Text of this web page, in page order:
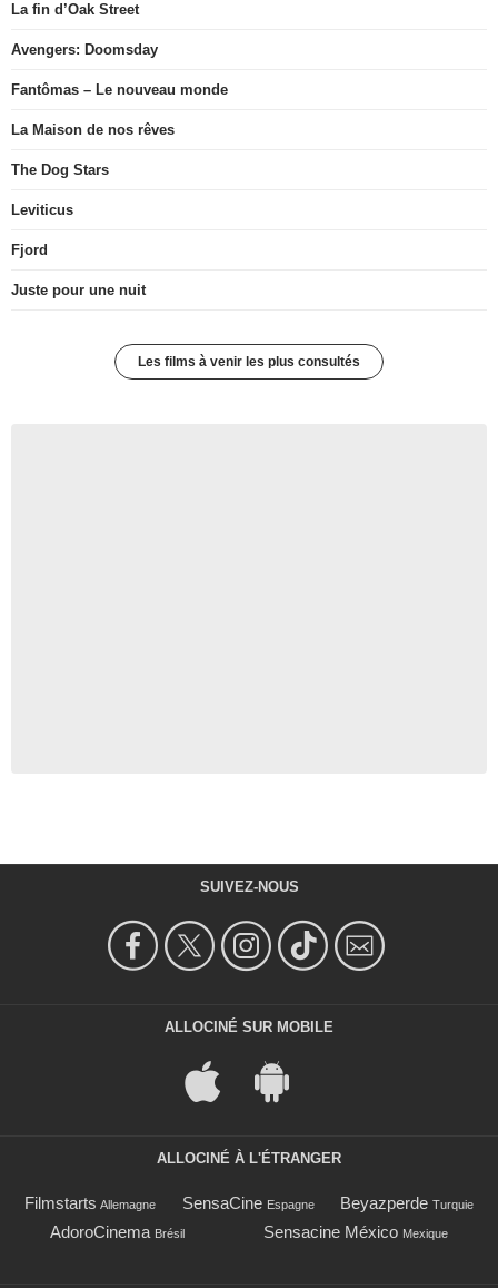
La fin d’Oak Street
Avengers: Doomsday
Fantômas – Le nouveau monde
La Maison de nos rêves
The Dog Stars
Leviticus
Fjord
Juste pour une nuit
Les films à venir les plus consultés
SUIVEZ-NOUS
ALLOCINÉ SUR MOBILE
ALLOCINÉ À L'ÉTRANGER
Filmstarts Allemagne SensaCine Espagne Beyazperde Turquie
AdoroCinema Brésil Sensacine México Mexique